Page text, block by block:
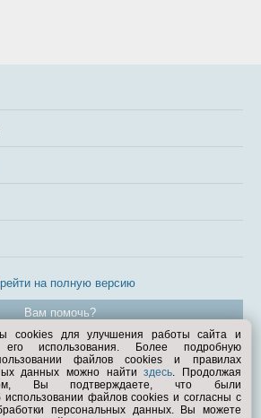
на полную версию
Вам помочь?
© Exist.ru 1998—2026
cookies для улучшения работы сайта и
использования. Более подробную
файлов cookies и правилах
данных можно найтиздесь. Продолжая
Вы подтверждаете, что были
файлов cookies и согласны с
персональных данных. Вы можете